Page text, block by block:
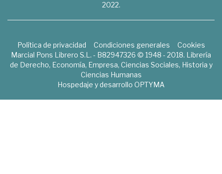
2022.
Política de privacidad Condiciones generales
Cookies
Marcial Pons Librero S.L. - B82947326 © 1948 - 2018. Librería
de Derecho, Economía, Empresa, Ciencias Sociales, Historia y
Ciencias Humanas
Hospedaje y desarrollo OPTYMA